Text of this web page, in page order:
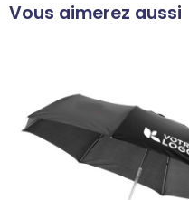
Vous aimerez aussi